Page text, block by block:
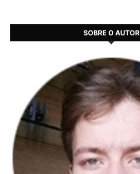
SOBRE O AUTOR